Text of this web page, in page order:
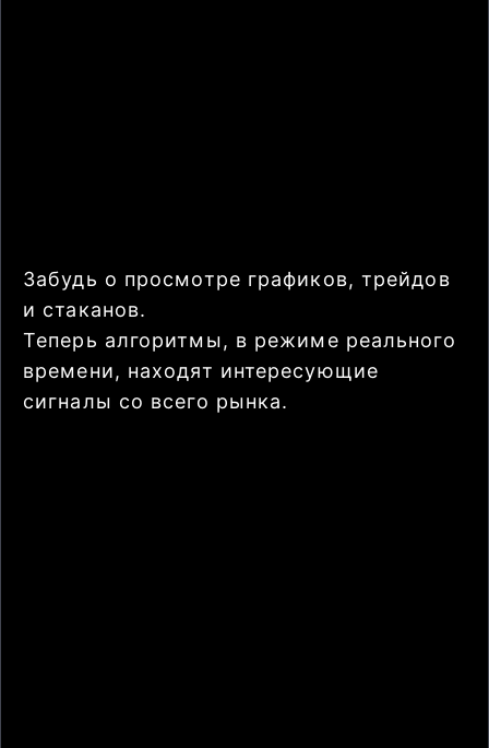
Забудь о просмотре графиков, трейдов
и стаканов.
Теперь алгоритмы, в режиме реального
времени, находят интересующие
сигналы со всего рынка.